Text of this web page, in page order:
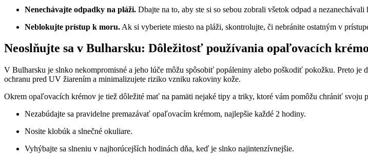
Nenechávajte odpadky na pláži. Dbajte na to, aby ste si so sebou zobrali všetok odpad a
Neblokujte prístup k moru. Ak si vyberiete miesto na pláži, skontrolujte, či nebránite ostatným v
Neoslňujte sa v Bulharsku: Dôležitosť používania opaľovacích
V Bulharsku je slnko nekompromisné a jeho lúče môžu spôsobiť popáleniny alebo poškodiť pokožku. Preto
ochranu pred UV žiarením a minimalizujete riziko vzniku rakoviny kože.
Okrem opaľovacích krémov je tiež dôležité mať na pamäti nejaké tipy a triky, ktoré vám pomôžu chrániť svoju
Nezabúdajte sa pravidelne premazávať opaľovacím krémom, najlepšie každé 2 hodiny.
Nosite klobúk a slnečné okuliare.
Vyhýbajte sa slneniu v najhorúcejších hodinách dňa, keď je slnko najintenzívnejšie.